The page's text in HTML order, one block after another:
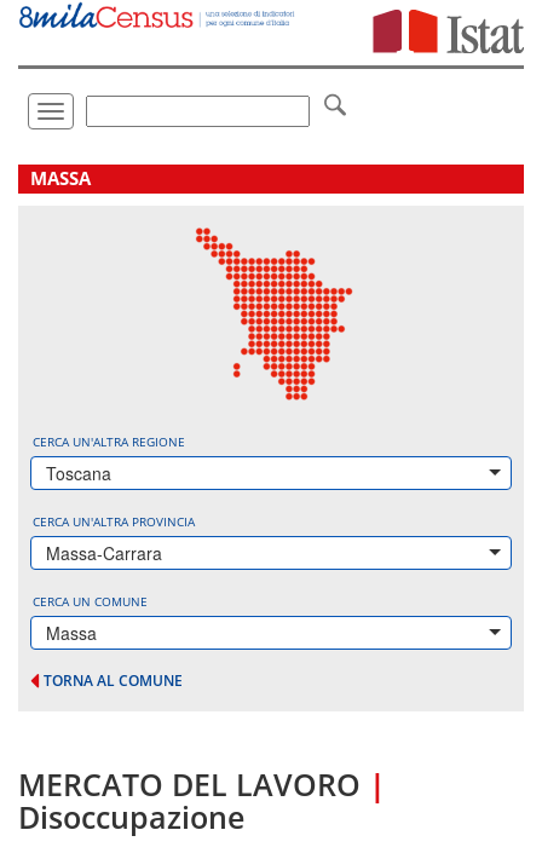
Vai
direttamente
Toggle
navigation
.
MASSA
CERCA UN'ALTRA REGIONE
Toscana
CERCA UN'ALTRA PROVINCIA
Massa-Carrara
CERCA UN COMUNE
Massa
TORNA AL COMUNE
MERCATO DEL LAVORO |
Disoccupazione